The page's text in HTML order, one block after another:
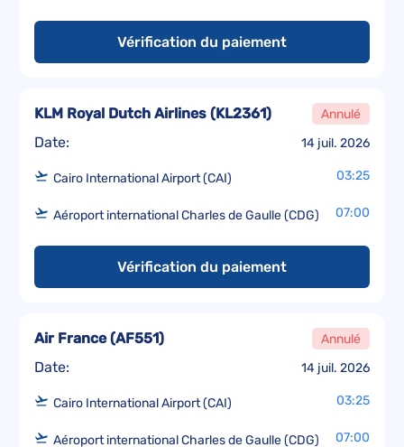
Vérification du paiement
Date: 14 juil. 2026
KLM Royal Dutch Airlines (KL2361) Annulé
Cairo International Airport (CAI) 03:25
Aéroport international Charles de Gaulle (CDG) 07:00
Vérification du paiement
Date: 14 juil. 2026
Air France(AF551) Annulé
Cairo International Airport (CAI) 03:25
Aéroport international Charles de Gaulle (CDG) 07:00